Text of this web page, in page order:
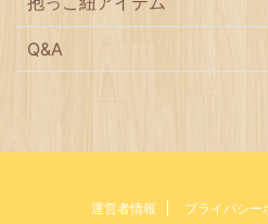
Q&A
運営者情報 プライバシー